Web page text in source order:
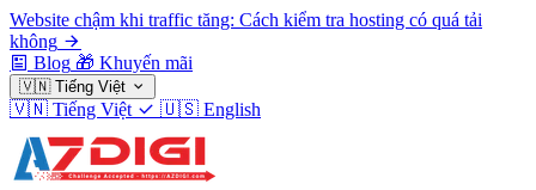
Website chậm khi traffic tăng: Cách kiểm tra hosting có quá tải
không
Blog 🎁 Khuyến mãi
🇻🇳 Tiếng Việt
🇻🇳 Tiếng Việt 🇺🇸 English